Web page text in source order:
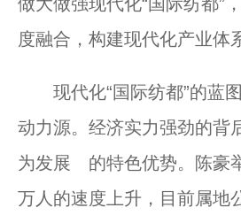
度融合，构建现代化产业
现代化“国际纺都”的蓝图
动力源。经济实力强劲的背
为发展 的特色优势。陈豪
万人的速度上升，目前属地